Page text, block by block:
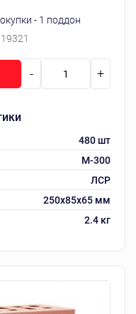
- 1 поддон
480 шт
М-300
ЛСР
250х85х65 мм
2.4 кг
- +